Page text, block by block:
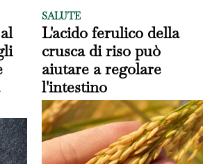
SALUTE
L'acido ferulico della
crusca di riso può
aiutare a regolare
l'intestino